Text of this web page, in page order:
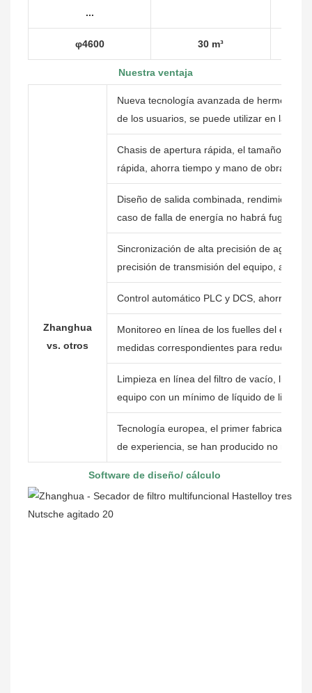
...
φ4600 30 m³
Nuestra ventaja
Zhanghua
vs. otros
Nueva tecnología avanzada de
de los usuarios, se puede utilizar en la
Chasis de apertura rápida, el tamaño
rápida, ahorra tiempo y mano de obra,
Diseño de salida combinada, rendimiento
caso de falla de energía no habrá fugas
Sincronización de alta precisión de
precisión de transmisión del equipo,
Control automático PLC y DCS, ahorra
Monitoreo en línea de los fuelles del eje
medidas correspondientes para reducir la
Limpieza en línea del filtro de vacío,
equipo con un mínimo de líquido de
Tecnología europea, el primer fabricante
de experiencia, se han producido no
Software de diseño/ cálculo